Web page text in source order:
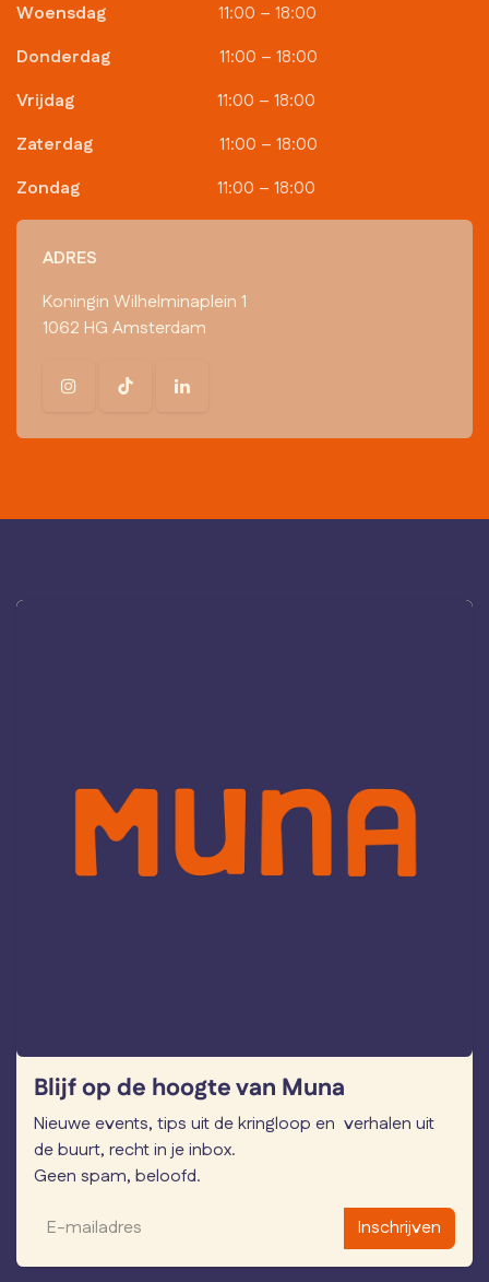
Woensdag
11:00 – 18:00
Donderdag
​11:00 – 18:00
Vrijdag
​11:00 – 18:00
Zaterdag
​11:00 – 18:00
Zondag
​11:00 – 18:00
ADRES
Koningin Wilhelminaplein 1
1062 HG Amsterdam
Blijf op de hoogte van Muna
Nieuwe events, tips uit de kringloop en verhalen uit
de buurt, recht in je inbox.
Geen spam, beloofd.
Inschrijven